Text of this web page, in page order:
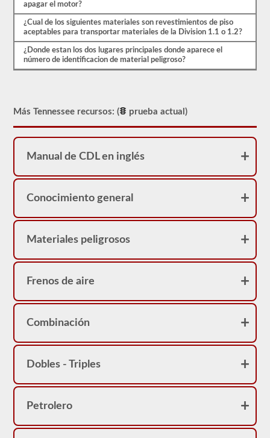
prueba
se
utilizado
desde
1999
para
aprobar
aprobación
apagar el motor?
¿Cual de los siguientes materiales son revestimientos de piso
aceptables para transportar materiales de la Division 1.1 o 1.2?
¿Donde estan los dos lugares principales donde aparece el
número de identificacion de material peligroso?
Más Tennessee recursos: ( prueba actual)
Manual de CDL en inglés
Conocimiento general
Materiales peligrosos
Frenos de aire
Combinación
Dobles - Triples
Petrolero